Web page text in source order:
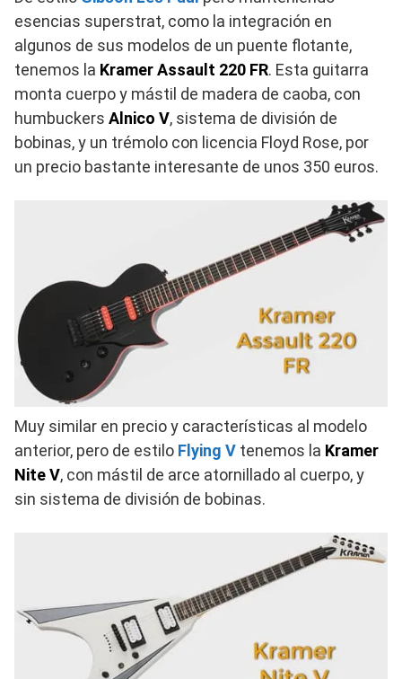
esencias superstrat, como la integración en
algunos de sus modelos de un puente flotante,
tenemos la Kramer Assault 220 FR. Esta guitarra
monta cuerpo y mástil de madera de caoba, con
humbuckers Alnico V, sistema de división de
bobinas, y un trémolo con licencia Floyd Rose, por
un precio bastante interesante de unos 350 euros.
Muy similar en precio y características al modelo
anterior, pero de estilo Flying V tenemos la Kramer
Nite V, con mástil de arce atornillado al cuerpo, y
sin sistema de división de bobinas.